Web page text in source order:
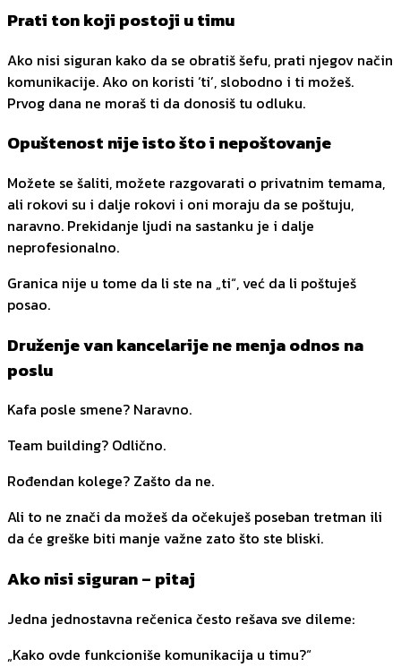
Prati ton koji postoji u timu
Ako nisi siguran kako da se obratiš šefu, prati njegov način
komunikacije. Ako on koristi ‘ti’, slobodno i ti možeš.
Prvog dana ne moraš ti da donosiš tu odluku.
Opuštenost nije isto što i nepoštovanje
Možete se šaliti, možete razgovarati o privatnim temama,
ali rokovi su i dalje rokovi i oni moraju da se poštuju,
naravno. Prekidanje ljudi na sastanku je i dalje
neprofesionalno.
Granica nije u tome da li ste na „ti“, već da li poštuješ
posao.
Druženje van kancelarije ne menja odnos na
poslu
Kafa posle smene? Naravno.
Team building? Odlično.
Rođendan kolege? Zašto da ne.
Ali to ne znači da možeš da očekuješ poseban tretman ili
da će greške biti manje važne zato što ste bliski.
Ako nisi siguran – pitaj
Jedna jednostavna rečenica često rešava sve dileme:
„Kako ovde funkcioniše komunikacija u timu?“